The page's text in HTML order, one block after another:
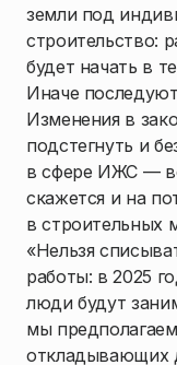
земли под
строительство:
будет начать в
Иначе
Изменения в
подстегнуть и
в сфере ИЖС —
скажется и на
в строительных
«Нельзя
работы: в 2025
люди будут
мы
откладывающих